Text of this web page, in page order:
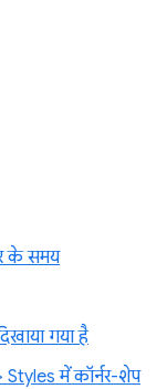
के समय
गया है
में कॉर्नर-शेप